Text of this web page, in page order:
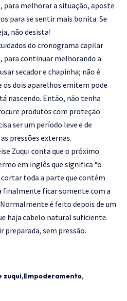
para melhorar a situação, aposte
para se sentir mais bonita. Se
não desista!
do cronograma capilar
para continuar melhorando a
secador e chapinha; não é
os dois aparelhos emitem pode
nascendo. Então, não tenha
produtos com proteção
ser um período leve e de
pressões externas.
Zuqui conta que o próximo
em inglês que significa “o
cortar toda a parte que contém
finalmente ficar somente com a
é feito depois de um
haja cabelo natural suficiente.
preparada, sem pressão.
zuqui Empoderamento